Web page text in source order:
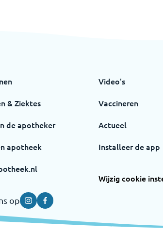
& Ziektes
de apotheker
apotheek
Video's
Vaccineren
Actueel
Installeer de app
Wijzig cookie
op InstagramFacebook